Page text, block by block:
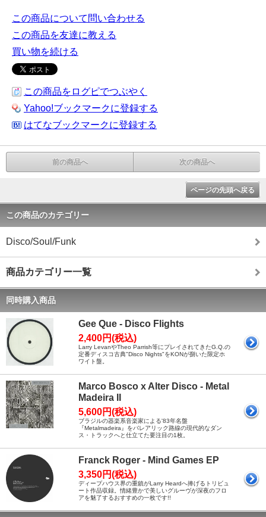
この商品について問い合わせる
この商品を友達に教える
買い物を続ける
この商品をログピでつぶやく
Yahoo!ブックマークに登録する
はてなブックマークに登録する
前の商品へ 次の商品へ
ページの先頭へ戻る
この商品のカテゴリー
Disco/Soul/Funk
商品カテゴリー一覧
同時購入商品
Gee Que - Disco Flights
2,400円(税込)
Larry LevanやTheo Parrish等にプレイされてきたG.Q.の
定番ディスコ古典"Disco Nights"をKONが捌いた限定ホ
ワイト盤。
Marco Bosco x Alter Disco - Metal
Madeira II
5,600円(税込)
ブラジルの器楽系音楽家による'83年名盤
『Metalmadeira』をバレアリック路線の現代的なダン
ス・トラックへと仕立てた要注目の1枚。
Franck Roger - Mind Games EP
3,350円(税込)
ディープハウス界の重鎮がLarry Heardへ捧げるトリビュ
ート作品収録。情緒豊かで美しいグルーヴが深夜のフロ
アを魅了するおすすめの一枚です!!